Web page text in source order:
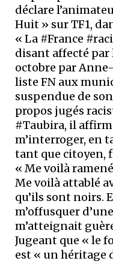
déclare
Huit » sur TF1,
« La #France
disant affecté
octobre par
liste FN aux
suspendue de
propos jugés
#Taubira, il
m’interroger, en
tant que citoyen,
« Me voilà
Me voilà attablé
qu’ils sont noirs.
m’offusquer
m’atteignait
Jugeant que « le
est « un héritage